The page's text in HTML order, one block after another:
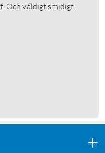
Och väldigt smidigt.